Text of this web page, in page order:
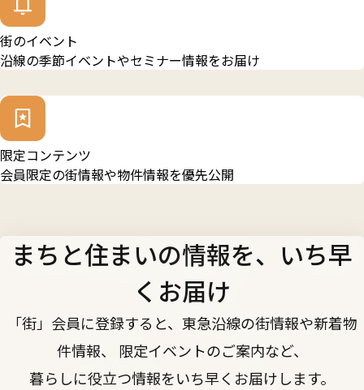
街のイベント
沿線の季節イベントやセミナー情報をお届け
限定コンテンツ
会員限定の街情報や物件情報を優先公開
まちと住まいの情報を、いち早
くお届け
「街」会員に登録すると、東急沿線の街情報や新着物
件情報、 限定イベントのご案内など、
暮らしに役立つ情報をいち早くお届けします。